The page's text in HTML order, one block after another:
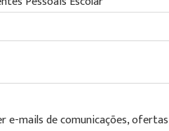
e-mails de comunicações,